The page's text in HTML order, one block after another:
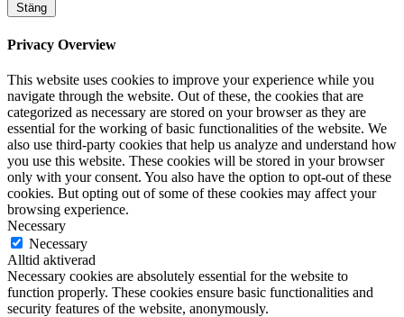
Stäng
Privacy Overview
This website uses cookies to improve your experience while you
navigate through the website. Out of these, the cookies that are
categorized as necessary are stored on your browser as they are
essential for the working of basic functionalities of the website. We
also use third-party cookies that help us analyze and understand how
you use this website. These cookies will be stored in your browser
only with your consent. You also have the option to opt-out of these
cookies. But opting out of some of these cookies may affect your
browsing experience.
Necessary
Necessary
Alltid aktiverad
Necessary cookies are absolutely essential for the website to
function properly. These cookies ensure basic functionalities and
security features of the website, anonymously.